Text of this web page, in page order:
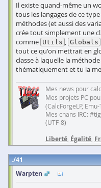
Il existe quand-même un
tous les langages de ce
méthodes (et aussi des
crée tout simplement une
comme Utils , Globals
tout ce qu'on mettrait en
classe à laquelle la
thématiquement et tu la
Mes news pour
Mes projets PC
(CalcForgeLP, Emu-
Mes chans IRC:
(UTF-8)
Liberté Égalité
41
Warpten